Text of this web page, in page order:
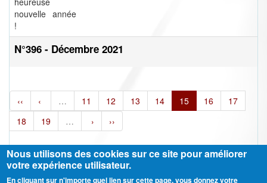
nouvelle année
!
N°396 - Décembre 2021
‹‹ ‹ … 11 12 13 14 15 16
17
18
19 … › ››
Nous utilisons des cookies sur ce site pour améliorer
votre expérience utilisateur.
En cliquant sur n'importe quel lien sur cette page, vous donnez votre